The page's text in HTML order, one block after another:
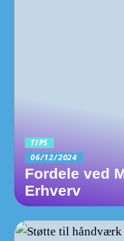
TIPS
06/12/2024
Fordele ved
Erhverv